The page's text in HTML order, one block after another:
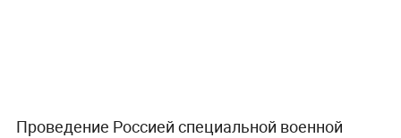
Проведение Россией специальной военной